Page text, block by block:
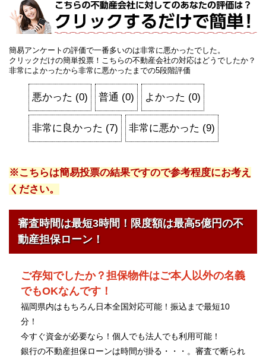
簡易アンケートの評価で一番多いのは非常に悪かったでした。
クリックだけの簡単投票！こちらの不動産会社の対応はどうでしたか？
非常によかったから非常に悪かったまでの5段階評価
悪かった (0) 普通 (0) よかった (0)
非常に良かった (7) 非常に悪かった (9)
※こちらは簡易投票の結果ですので参考程度にお考え
ください。
審査時間は最短3時間！限度額は最高5億円の不
動産担保ローン！
ご存知でしたか？担保物件はご本人以外の名義
でもOKなんです！
福岡県内はもちろん日本全国対応可能！振込まで最短10
分！
今すぐ資金が必要なら！個人でも法人でも利用可能！
銀行の不動産担保ローンは時間が掛る・・・。審査で断られ